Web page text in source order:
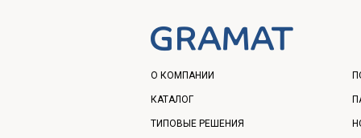
О КОМПАНИИ
КАТАЛОГ
ТИПОВЫЕ РЕШЕНИЯ